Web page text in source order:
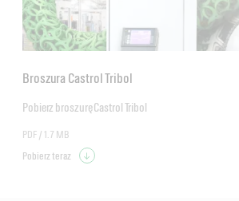
Broszura Castrol Tribol
Pobierz broszurę Castrol Tribol
PDF / 1.7 MB
Pobierz teraz